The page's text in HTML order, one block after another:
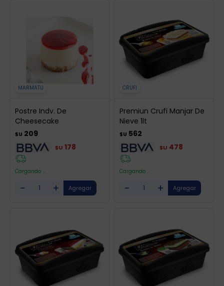
MARMATU
Postre Indv. De
Cheesecake
$U 209
$U 178
Cargando ...
- +
CRUFI
Premiun Crufi Manjar De
Nieve 1lt
$U 562
$U 478
Cargando ...
- +